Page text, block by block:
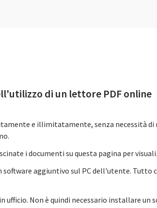
di un lettore PDF online
e illimitatamente, senza necessità
i documenti su questa pagina per
aggiuntivo sul PC dell'utente. Tutto
Non è quindi necessario installare un